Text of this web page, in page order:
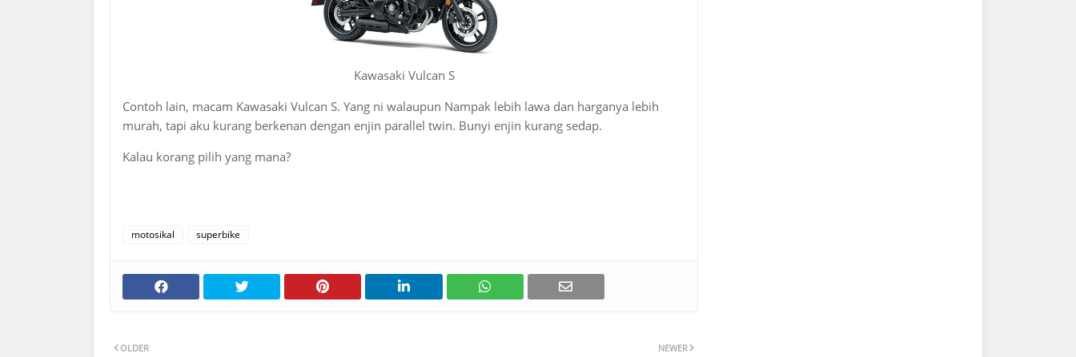
Kawasaki Vulcan S
Contoh lain, macam Kawasaki Vulcan S. Yang ni walaupun Nampak lebih lawa dan harganya lebih
murah, tapi aku kurang berkenan dengan enjin parallel twin. Bunyi enjin kurang sedap.
Kalau korang pilih yang mana?
motosikal superbike
NEWER
OLDER